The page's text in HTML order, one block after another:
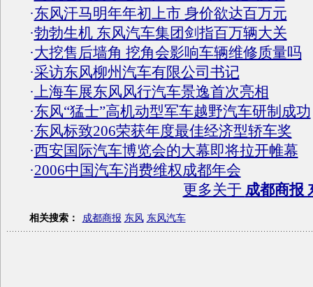
·东风汗马明年年初上市 身价欲达百万元
·勃勃生机 东风汽车集团剑指百万辆大关
·大挖售后墙角 挖角会影响车辆维修质量吗
·采访东风柳州汽车有限公司书记
·上海车展东风风行汽车景逸首次亮相
·东风“猛士”高机动型军车越野汽车研制成功
·东风标致206荣获年度最佳经济型轿车奖
·西安国际汽车博览会的大幕即将拉开帷幕
·2006中国汽车消费维权成都年会
更多关于 成都商报
相关搜索： 成都商报 东风 东风汽车